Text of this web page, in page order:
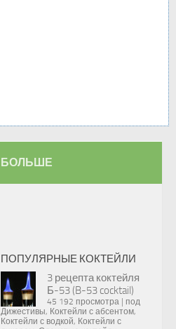
БОЛЬШЕ
ПОПУЛЯРНЫЕ КОКТЕЙЛИ
3 рецепта коктейля
Б-53 (B-53 cocktail)
45 192 просмотра
под
Дижестивы, Коктейли с абсентом,
Коктейли с водкой, Коктейли с